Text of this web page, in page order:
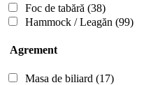
Foc de tabără (38)
Hammock / Leagăn (99)
Agrement
Masa de biliard (17)